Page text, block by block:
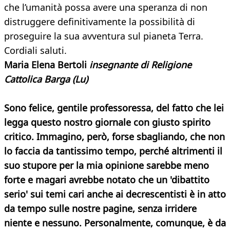
che l’umanità possa avere una speranza di non
distruggere definitivamente la possibilità di
proseguire la sua avventura sul pianeta Terra.
Cordiali saluti.
Maria Elena Bertoli insegnante di Religione
Cattolica Barga (Lu)
Sono felice, gentile professoressa, del fatto che lei
legga questo nostro giornale con giusto spirito
critico. Immagino, però, forse sbagliando, che non
lo faccia da tantissimo tempo, perché altrimenti il
suo stupore per la mia opinione sarebbe meno
forte e magari avrebbe notato che un 'dibattito
serio' sui temi cari anche ai decrescentisti è in atto
da tempo sulle nostre pagine, senza irridere
niente e nessuno. Personalmente, comunque, è da